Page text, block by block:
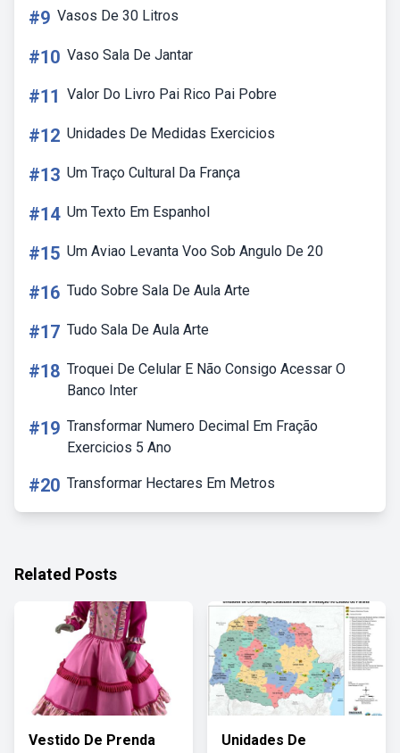
#9 Vasos De 30 Litros
#10 Vaso Sala De Jantar
#11 Valor Do Livro Pai Rico Pai Pobre
#12 Unidades De Medidas Exercicios
#13 Um Traço Cultural Da França
#14 Um Texto Em Espanhol
#15 Um Aviao Levanta Voo Sob Angulo De 20
#16 Tudo Sobre Sala De Aula Arte
#17 Tudo Sala De Aula Arte
#18 Troquei De Celular E Não Consigo Acessar O
Banco Inter
#19 Transformar Numero Decimal Em Fração
Exercicios 5 Ano
#20 Transformar Hectares Em Metros
Related Posts
Vestido De Prenda Unidades De